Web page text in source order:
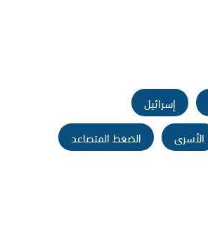
إسرائيل
الأسرى
الضغط المتصاعد